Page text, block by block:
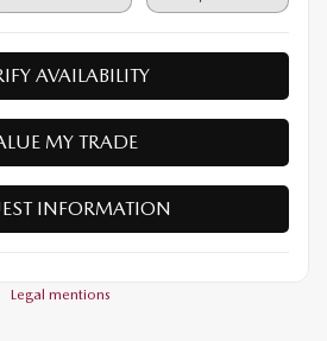
AVAILABILITY
MY TRADE
INFORMATION
Legal mentions